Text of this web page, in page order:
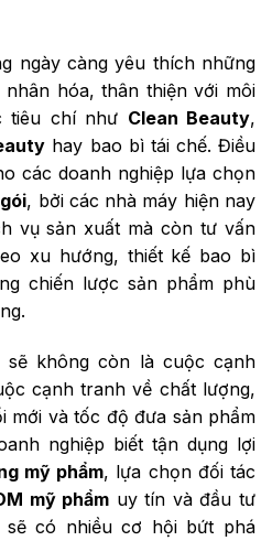
ngày càng yêu thích những
hóa, thân thiện với môi
tiêu chí như Clean Beauty,
hay bao bì tái chế. Điều
các doanh nghiệp lựa chọn
, bởi các nhà máy hiện nay
vụ sản xuất mà còn tư vấn
xu hướng, thiết kế bao bì
chiến lược sản phẩm phù
sẽ không còn là cuộc cạnh
cạnh tranh về chất lượng,
mới và tốc độ đưa sản phẩm
nghiệp biết tận dụng lợi
mỹ phẩm, lựa chọn đối tác
mỹ phẩm uy tín và đầu tư
sẽ có nhiều cơ hội bứt phá